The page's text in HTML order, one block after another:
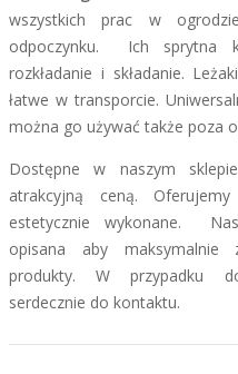
wszystkich prac w
odpoczynku. Ich sprytna
rozkładanie i składanie.
łatwe w transporcie.
można go używać także poza
Dostępne w naszym
atrakcyjną ceną.
estetycznie wykonane.
opisana aby maksymalnie
produkty. W przypadku
serdecznie do kontaktu.